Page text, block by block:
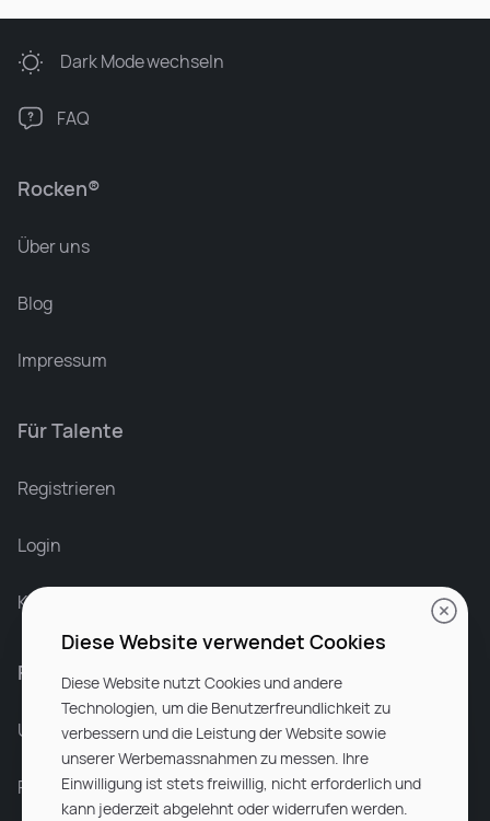
Rocken®
Über uns
Blog
Impressum
Für Talente
Registrieren
Login
Karriere bei Rocken
Für Unternehmen
Unsere Dienstleistungen
Partnerunternehmen
Dark Modewechseln
FAQ
Diese Website verwendet Cookies
Diese Website nutzt Cookies und andere
Technologien, um die Benutzerfreundlichkeit zu
verbessern und die Leistung der Website sowie
unserer Werbemassnahmen zu messen. Ihre
Einwilligung ist stets freiwillig, nicht erforderlich und
kann jederzeit abgelehnt oder widerrufen werden.